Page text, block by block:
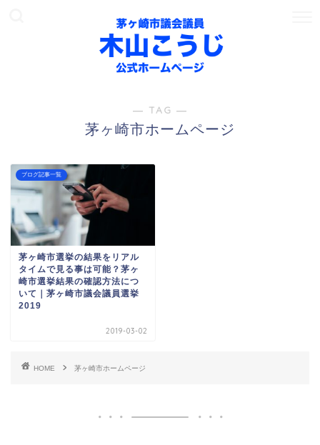
― TAG ―
茅ヶ崎市ホームページ
ブログ記事一覧
茅ヶ崎市選挙の結果をリアル
タイムで見る事は可能？茅ヶ
崎市選挙結果の確認方法につ
いて｜茅ヶ崎市議会議員選挙
2019
2019-03-02
HOME 茅ヶ崎市ホームページ